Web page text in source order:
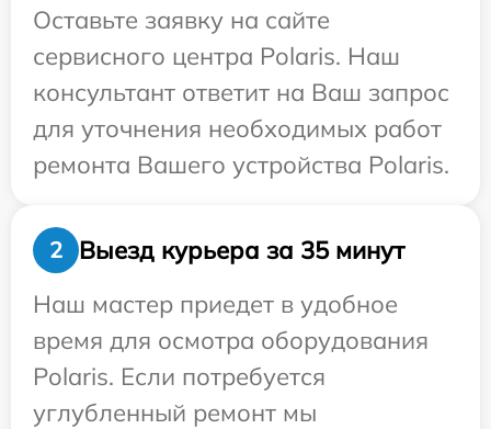
Оставьте заявку на сайте
сервисного центра Polaris. Наш
консультант ответит на Ваш запрос
для уточнения необходимых работ
ремонта Вашего устройства Polaris.
2
Выезд курьера за 35 минут
Наш мастер приедет в удобное
время для осмотра оборудования
Polaris. Если потребуется
углубленный ремонт мы